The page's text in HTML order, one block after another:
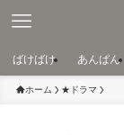
ばけばけ あんぱん
ホーム ★ドラマ